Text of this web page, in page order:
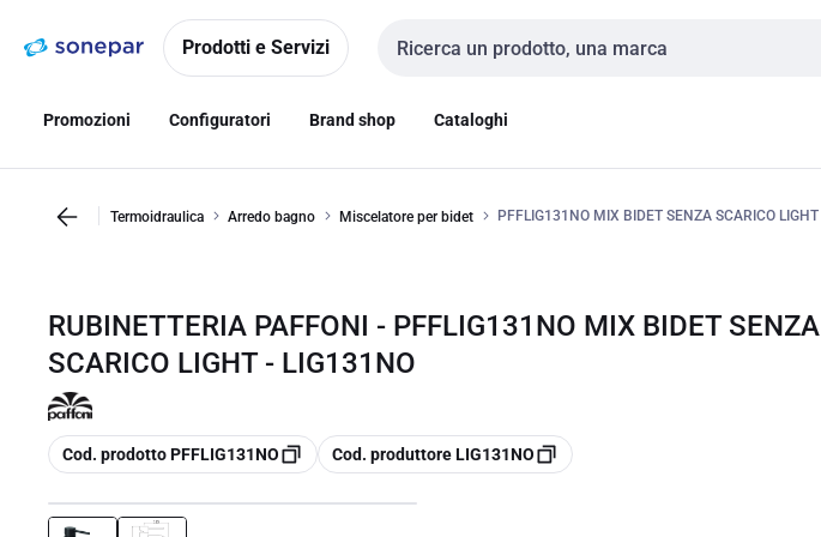
navigazionealla
Prodotti e Servizi
Cerca input
Promozioni Configuratori Brand shop Cataloghi
Termoidraulica Arredo bagno Miscelatore per bidet PFFLIG131NO MIX BIDET SENZA SCARICO LIGHT
RUBINETTERIA PAFFONI - PFFLIG131NO MIX BIDET SENZA
SCARICO LIGHT - LIG131NO
copia
Cod. prodotto PFFLIG131NO copia
Cod. produttore LIG131NO